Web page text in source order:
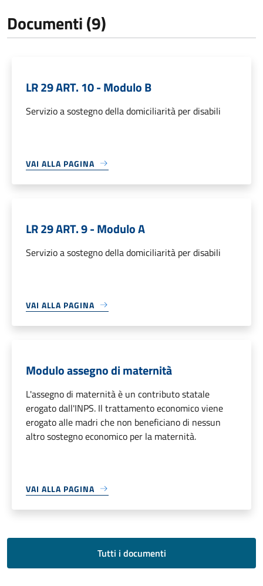
Documenti (9)
LR 29 ART. 10 - Modulo B
Servizio a sostegno della domiciliarità per disabili
VAI ALLA PAGINA
LR 29 ART. 9 - Modulo A
Servizio a sostegno della domiciliarità per disabili
VAI ALLA PAGINA
Modulo assegno di maternità
L'assegno di maternità è un contributo statale
erogato dall'INPS. Il trattamento economico viene
erogato alle madri che non beneficiano di nessun
altro sostegno economico per la maternità.
VAI ALLA PAGINA
Tutti i documenti